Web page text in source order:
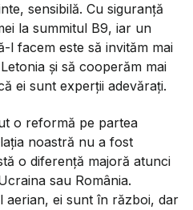
sensibilă. Cu siguranță
la summitul B9, iar un
l facem este să invităm mai
și să cooperăm mai
ei sunt experții adevărați.
o reformă pe partea
noastră nu a fost
o diferență majoră atunci
sau România.
aerian, ei sunt în război, dar